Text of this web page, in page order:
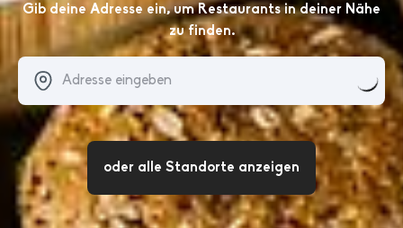
Gib deine Adresse ein, um Restaurants in deiner Nähe
zu finden.
oder alle Standorte anzeigen